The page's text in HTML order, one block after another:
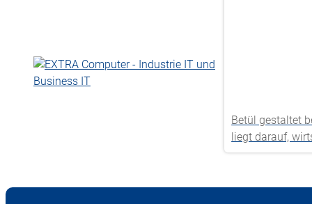
Betül gestaltet
liegt darauf,